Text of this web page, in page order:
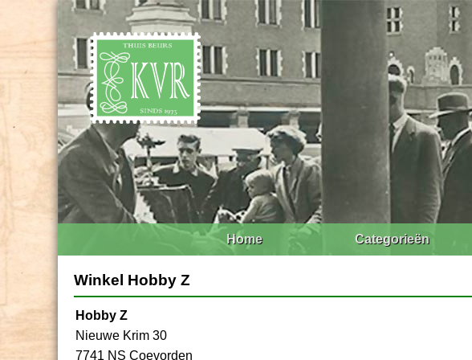
Home Categorieën
Winkel Hobby Z
Hobby Z
Nieuwe Krim 30
7741 NS Coevorden